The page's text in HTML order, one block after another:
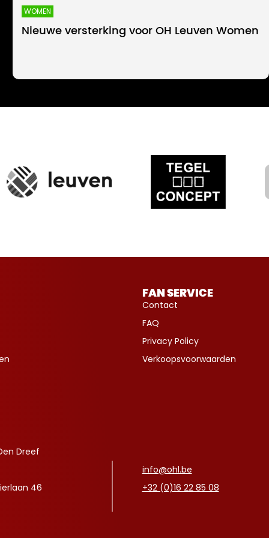
WOMEN
Nieuwe versterking voor OH Leuven Women
FAN SERVICE
Contact
FAQ
Privacy Policy
Verkoopsvoorwaarden
Dreef
46
info@ohl.be
+32 (0)16 22 85 08